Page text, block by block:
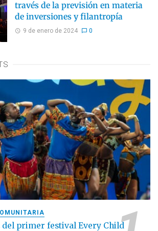
través de la previsión en materia
de inversiones y filantropía
9 de enero de 2024 0
del primer festival Every Child